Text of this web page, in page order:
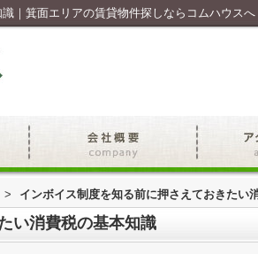
｜箕面エリアの賃貸物件探しならコムハウスへ
> インボイス制度を知る前に押さえておきたい
い消費税の基本知識